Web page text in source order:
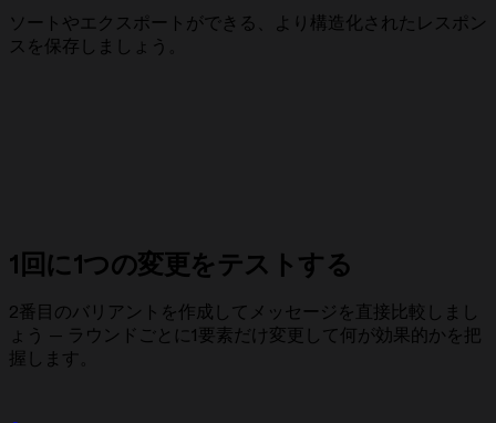
ソートやエクスポートができる、より構造化されたレスポン
スを保存しましょう。
1回に1つの変更をテストする
2番目のバリアントを作成してメッセージを直接比較しまし
ょう — ラウンドごとに1要素だけ変更して何が効果的かを把
握します。